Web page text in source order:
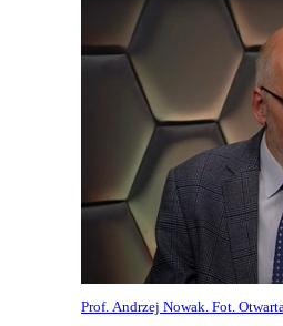
Prof.